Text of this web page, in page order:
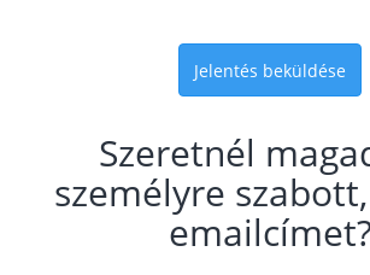
Jelentés beküldése
Szeretnél
személyre
emailcímet?